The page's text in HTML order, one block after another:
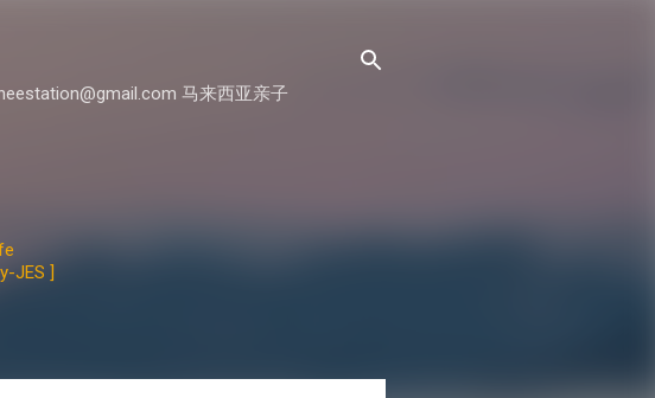
马来西亚亲子
JES ]